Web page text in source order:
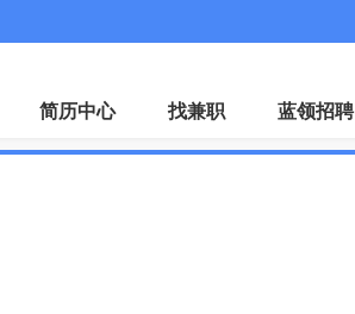
微信
简历中心 找兼职 蓝领招聘